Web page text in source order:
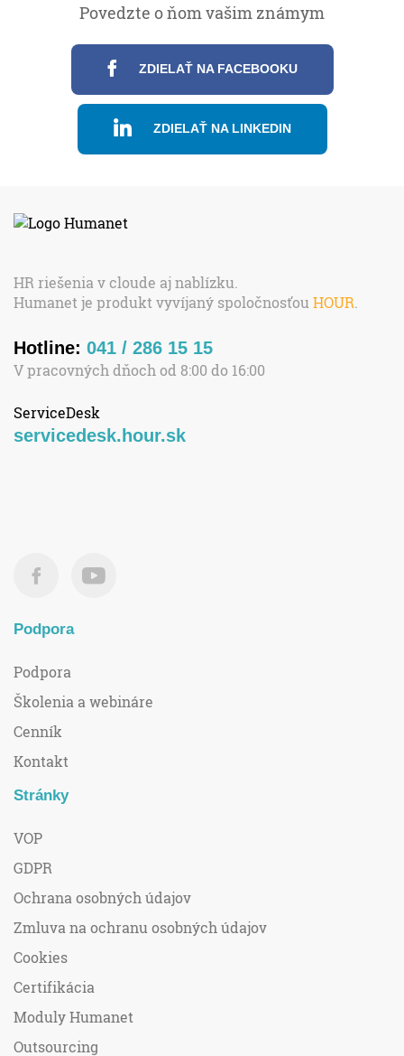
Povedzte o ňom vašim známym
ZDIELAŤ NA FACEBOOKU
ZDIELAŤ NA LINKEDIN
HR riešenia v cloude aj nablízku.
Humanet je produkt vyvíjaný spoločnosťou HOUR
Hotline: 041 / 286 15 15
V pracovných dňoch od 8:00 do 16:00
ServiceDesk
servicedesk.hour.sk
Podpora
Podpora
Školenia a webináre
Cenník
Kontakt
Stránky
VOP
GDPR
Ochrana osobných údajov
Zmluva na ochranu osobných údajov
Cookies
Certifikácia
Moduly Humanet
Outsourcing